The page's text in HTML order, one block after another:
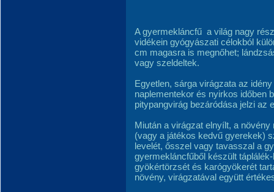
A gyermekláncfű a világ nagy
vidékein gyógyászati célokból
cm magasra is megnőhet;
vagy szeldeltek.
Egyetlen, sárga virág­zata az
naplementekor és nyirkos időben
pitypangvirág bezáródása jelzi az
Miután a virágzat elnyílt, a
(vagy a játékos kedvű gyere­kek)
levelét, ősszel vagy tavasszal a
gyermekláncfűből készült
gyökértörzsét és karógyökerét
növény, virágzatával együtt